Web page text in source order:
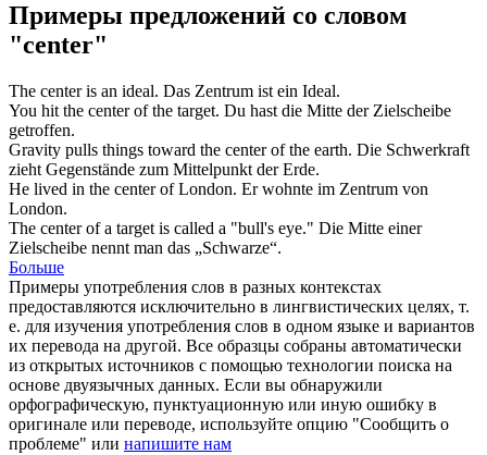
Примеры предложений со словом
"center"
The centeris an ideal. Das Zentrum ist ein Ideal.
You hit the centerof the target. Du hast die Mitte der Zielscheibe
getroffen.
Gravity pulls things toward the centerof the earth. Die Schwerkraft
zieht Gegenstände zum Mittelpunkt der Erde.
He lived in the centerof London. Er wohnte im Zentrum von
London.
The centerof a target is called a "bull's eye." Die Mitte einer
Zielscheibe nennt man das „Schwarze“.
Больше
Примеры употребления слов в разных контекстах
предоставляются исключительно в лингвистических целях, т.
е. для изучения употребления слов в одном языке и вариантов
их перевода на другой. Все образцы собраны автоматически
из открытых источников с помощью технологии поиска на
основе двуязычных данных. Если вы обнаружили
орфографическую, пунктуационную или иную ошибку в
оригинале или переводе, используйте опцию "Сообщить о
проблеме" или напишите нам